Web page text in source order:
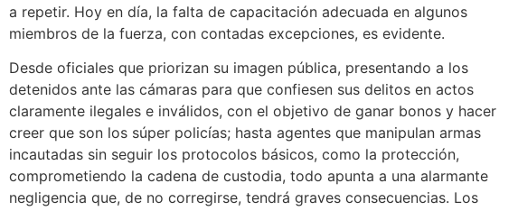
a repetir. Hoy en día, la falta de capacitación adecuada en algunos
miembros de la fuerza, con contadas excepciones, es evidente.
Desde oficiales que priorizan su imagen pública, presentando a los
detenidos ante las cámaras para que confiesen sus delitos en actos
claramente ilegales e inválidos, con el objetivo de ganar bonos y hacer
creer que son los súper policías; hasta agentes que manipulan armas
incautadas sin seguir los protocolos básicos, como la protección,
comprometiendo la cadena de custodia, todo apunta a una alarmante
negligencia que, de no corregirse, tendrá graves consecuencias. Los